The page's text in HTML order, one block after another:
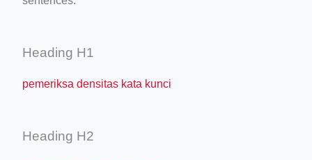
Heading H1
pemeriksa densitas kata kunci
Heading H2